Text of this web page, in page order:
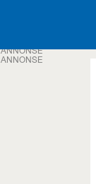
ANNONSE
ANNONSE